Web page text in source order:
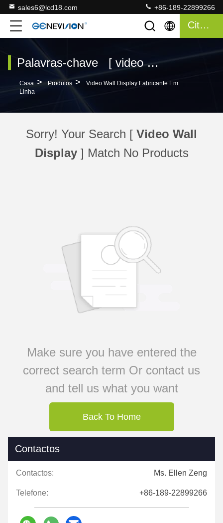
sales6@lcd18.com +86-189-22899266
Citações
Palavras-chave [ video wall display ] Compatibilidade 0 Produtos
Casa > Produtos >
Video Wall Display Fabricante Em
Linha
Sorry! Your Search [ Video Wall
Display] Match No Products
Make sure you have entered the
correct search term Or contact us
and tell us what you want
Back To Home
Contactos
Contactos: Ms. Ellen Zeng
Telefone: +86-189-22899266